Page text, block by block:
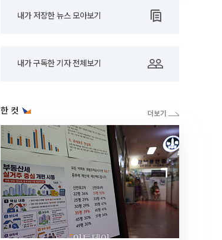
내가 저장한 뉴스 모아보기
내가 구독한 기자 전체보기
한 컷